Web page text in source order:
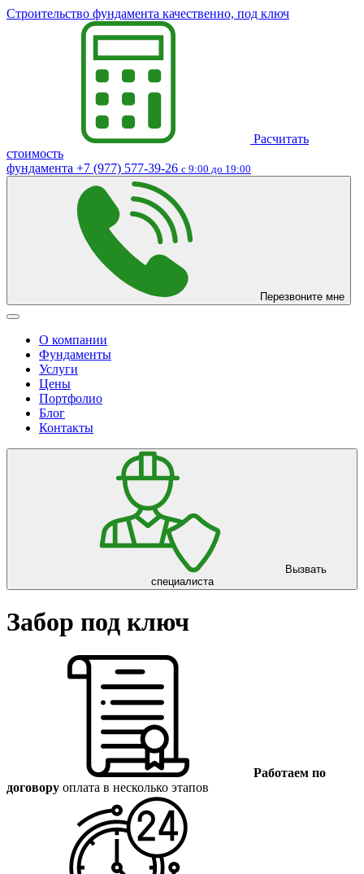
Строительство фундамента качественно, под ключ
Расчитать
стоимость
фундамента +7 (977) 577-39-26 с 9:00 до 19:00
Перезвоните мне
О компании
Фундаменты
Услуги
Цены
Портфолио
Блог
Контакты
Вызвать
специалиста
Забор под ключ
Работаем по
договору оплата в несколько этапов